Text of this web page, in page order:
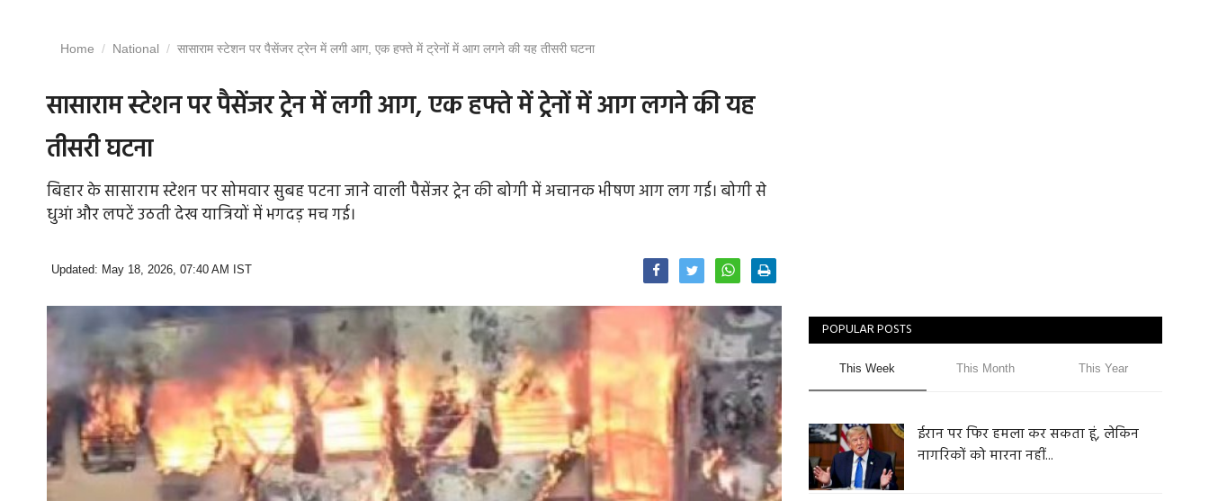
Home National सासाराम स्टेशन पर पैसेंजर ट्रेन में लगी आग, एक हफ्ते में ट्रेनों में आग लगने की यह तीसरी घटना
सासाराम स्टेशन पर पैसेंजर ट्रेन में लगी आग, एक हफ्ते में ट्रेनों में आग लगने की यह
तीसरी घटना
बिहार के सासाराम स्टेशन पर सोमवार सुबह पटना जाने वाली पैसेंजर ट्रेन की बोगी में अचानक भीषण आग लग गई। बोगी से
धुआं और लपटें उठती देख यात्रियों में भगदड़ मच गई।
Updated: May 18, 2026, 07:40 AM IST
POPULAR POSTS
This Week This Month This Year
ईरान पर फिर हमला कर सकता हूं, लेकिन
नागरिकों को मारना नहीं...